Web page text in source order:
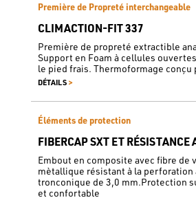
Première de Propreté interchangeable
CLIMACTION-FIT 337
Première de propreté extractible
Support en Foam à cellules
le pied frais. Thermoformage
DÉTAILS >
Éléments de protection
FIBERCAP SXT ET RÉSISTANCE
Embout en composite avec fibre de
mètallique résistant à la perforation
tronconique de 3,0 mm.Protection
et confortable